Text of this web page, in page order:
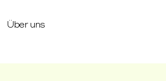
Über uns